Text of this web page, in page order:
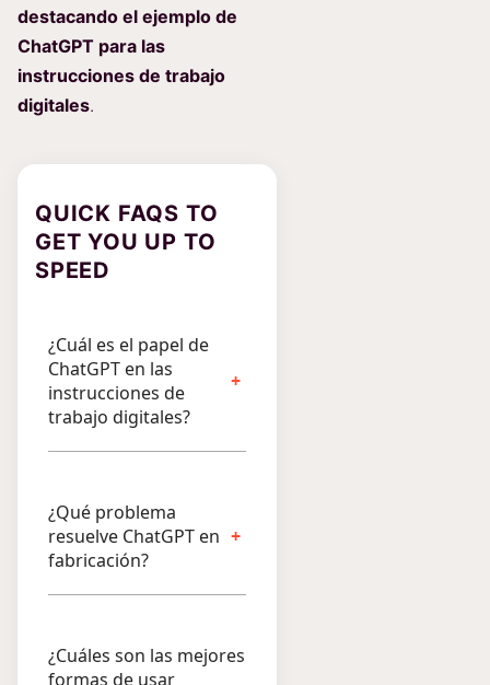
destacando el ejemplo de
ChatGPT para las
instrucciones de trabajo
digitales.
QUICK FAQS TO
GET YOU UP TO
SPEED
¿Cuál es el papel de
ChatGPT en las
instrucciones de
trabajo digitales?
¿Qué problema
resuelve ChatGPT en
fabricación?
¿Cuáles son las mejores
formas de usar